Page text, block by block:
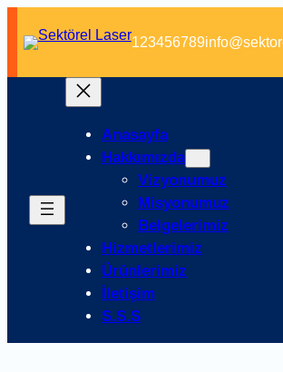
geç
123456789
Anasayfa
Hakkımızda
Vizyonumuz
Misyonumuz
Belgelerimiz
Hizmetlerimiz
Ürünlerimiz
İletişim
S.S.S